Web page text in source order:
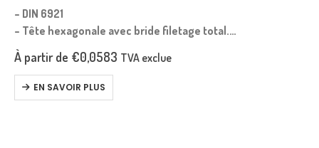
– DIN 6921
– Tête hexagonale avec bride filetage total.
– Filetage métrique.
– Pas gros.
– Longueur mesurée sous la tête.
À partir de €0,0583 TVA exclue
EN SAVOIR PLUS